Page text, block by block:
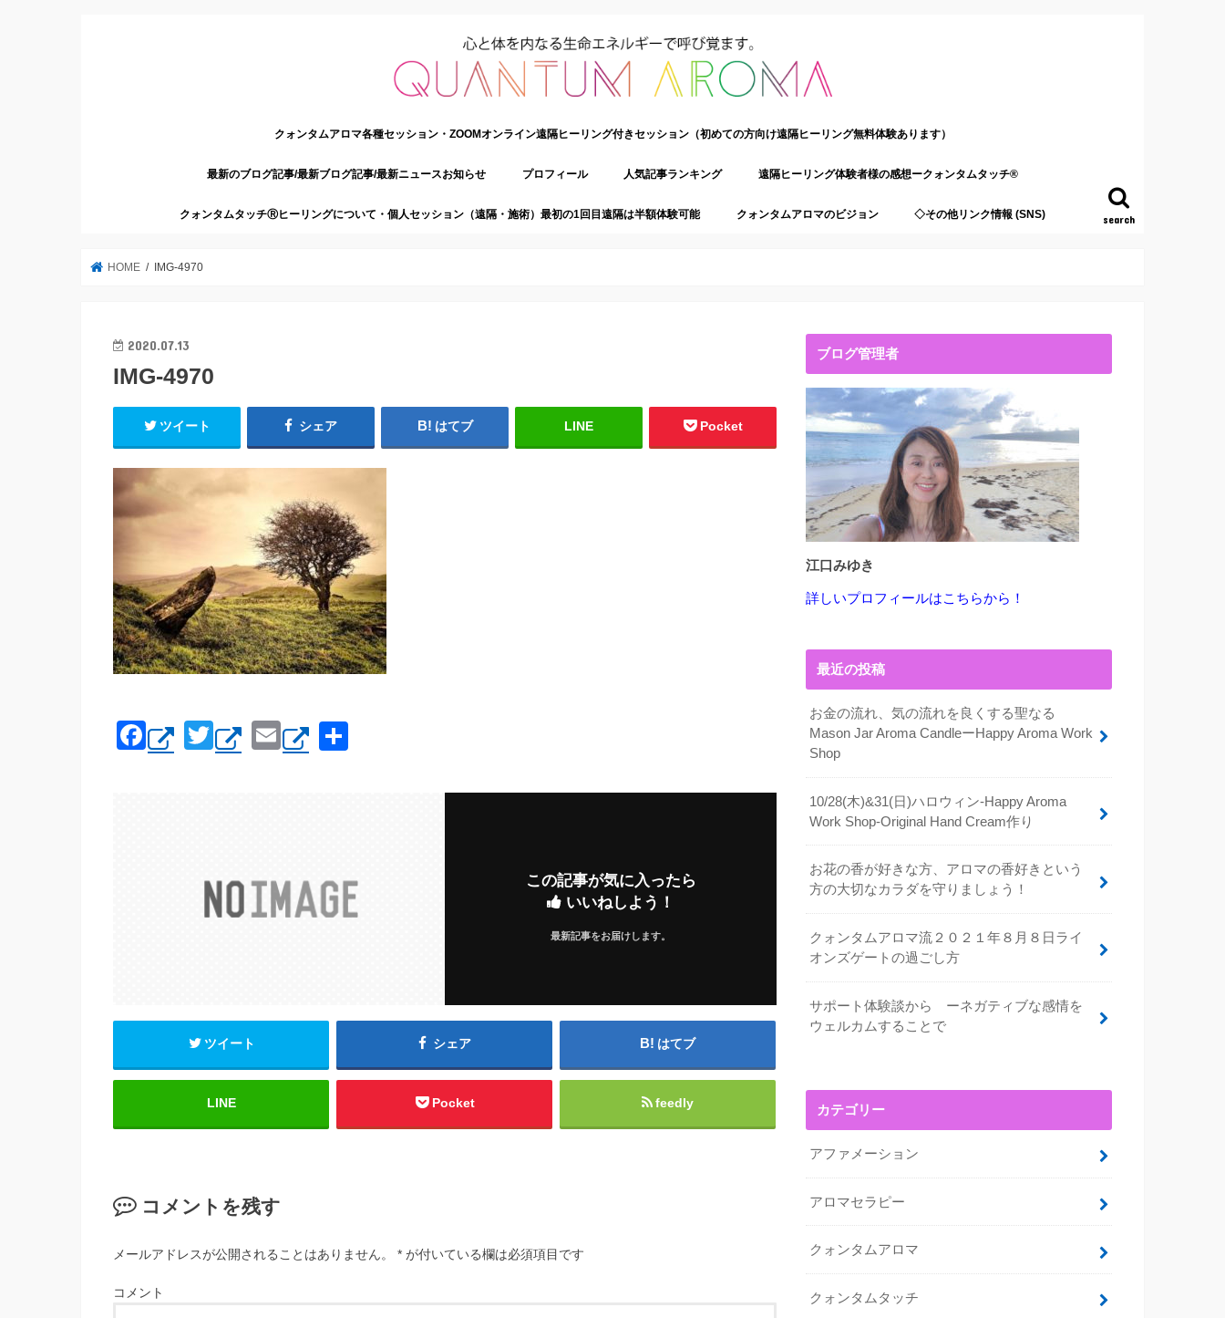
search
クォンタムアロマ各種セッション・ZOOMオンライン遠隔ヒーリング付きセッション（初めての方向け遠隔ヒーリング無料体験あります）
最新のブログ記事/最新ブログ記事/最新ニュースお知らせ プロフィール 人気記事ランキング 遠隔ヒーリング体験者様の感想ークォンタムタッチ®
クォンタムタッチⓇヒーリングについて・個人セッション（遠隔・施術）最初の1回目遠隔は半額体験可能 クォンタムアロマのビジョン ◇その他リンク情報 (SNS)
HOME IMG-4970
2020.07.13
IMG-4970
ツイート シェア はてブ LINE Pocket
F
a
T
wi
E
m
この記事が気に入ったら
いいねしよう！
最新記事をお届けします。
ツイート シェア はてブ
LINE Pocket feedly
コメントを残す
メールアドレスが公開されることはありません。 * が付いている欄は必須項目です
コメント
ブログ管理者
江口みゆき
詳しいプロフィールはこちらから！
最近の投稿
お金の流れ、気の流れを良くする聖なる
Mason Jar Aroma CandleーHappy Aroma Work
Shop
10/28(木)&31(日)ハロウィン-Happy Aroma
Work Shop-Original Hand Cream作り
お花の香が好きな方、アロマの香好きという
方の大切なカラダを守りましょう！
クォンタムアロマ流２０２１年８月８日ライ
オンズゲートの過ごし方
サポート体験談から ーネガティブな感情を
ウェルカムすることで
カテゴリー
アファメーション
アロマセラピー
クォンタムアロマ
クォンタムタッチ